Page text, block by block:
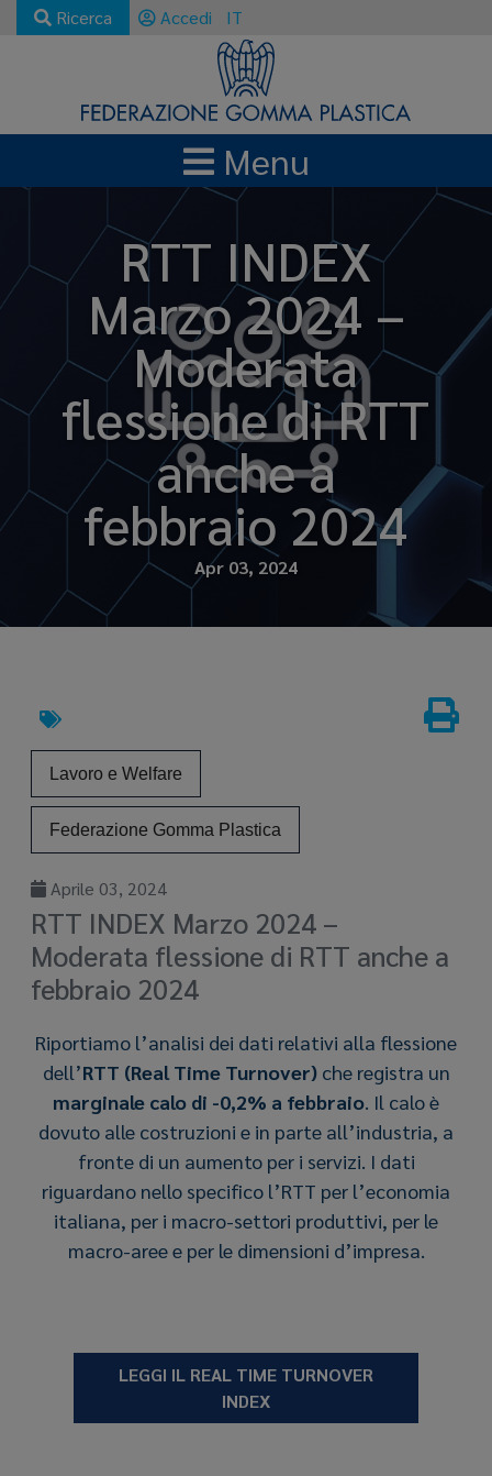
Ricerca Accedi IT
Menu
RTT INDEX
Marzo 2024 –
Moderata
flessione di RTT
anche a
febbraio 2024
Apr 03, 2024
Lavoro e Welfare
Federazione Gomma Plastica
Aprile 03, 2024
RTT INDEX Marzo 2024 –
Moderata flessione di RTT anche a
febbraio 2024
Riportiamo l’analisi dei dati relativi alla flessione
dell’RTT (Real Time Turnover)che registra un
marginale calo di -0,2% a febbraio. Il calo è
dovuto alle costruzioni e in parte all’industria, a
fronte di un aumento per i servizi. I dati
riguardano nello specifico l’RTT per l’economia
italiana, per i macro-settori produttivi, per le
macro-aree e per le dimensioni d’impresa.
LEGGI IL REAL TIME TURNOVER
INDEX